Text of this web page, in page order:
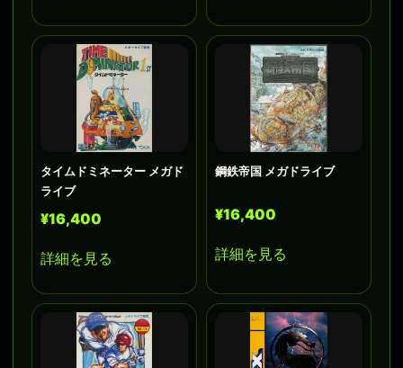
タイムドミネーター メガド
ライブ
¥16,400
詳細を見る
鋼鉄帝国 メガドライブ
¥16,400
詳細を見る